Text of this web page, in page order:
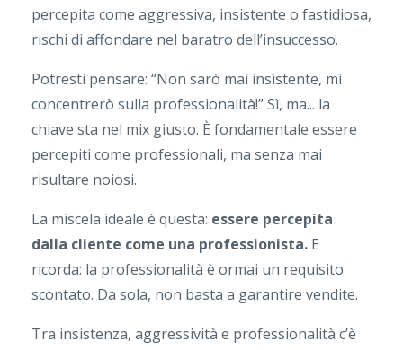
percepita come aggressiva, insistente o fastidiosa,
rischi di affondare nel baratro dell’insuccesso.
Potresti pensare: “Non sarò mai insistente, mi
concentrerò sulla professionalità!” Sì, ma... la
chiave sta nel mix giusto. È fondamentale essere
percepiti come professionali, ma senza mai
risultare noiosi.
La miscela ideale è questa: essere percepita
dalla cliente come una professionista. E
ricorda: la professionalità è ormai un requisito
scontato. Da sola, non basta a garantire vendite.
Tra insistenza, aggressività e professionalità c’è